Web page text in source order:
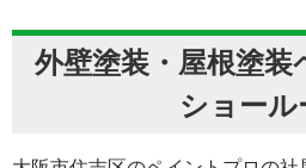
外壁塗装・屋根塗
ショール